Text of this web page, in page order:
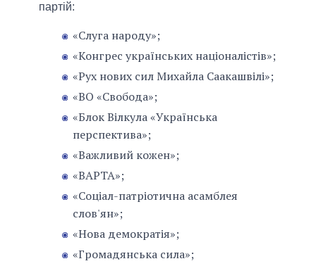
партій:
«Слуга народу»;
«Конгрес українських націоналістів»;
«Рух нових сил Михайла Саакашвілі»;
«ВО «Свобода»;
«Блок Вілкула «Українська
перспектива»;
«Важливий кожен»;
«ВАРТА»;
«Соціал-патріотична асамблея
слов'ян»;
«Нова демократія»;
«Громадянська сила»;